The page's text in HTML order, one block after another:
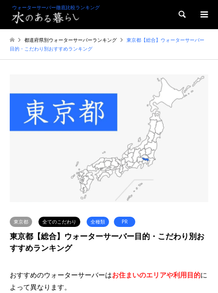
ウォーターサーバー徹底比較ランキング
検索
都道府県別ウォーターサーバーランキング
東京都【総合】ウォーターサーバー
目的・こだわり別おすすめランキング
東京都 全てのこだわり 全種類 PR
東京都【総合】ウォーターサーバー目的・こだわり別お
すすめランキング
おすすめのウォーターサーバーはお住まいのエリアや利用目的に
よって異なります。